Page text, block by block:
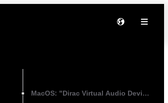
MacOS: "Dirac Virtual Audio Device"